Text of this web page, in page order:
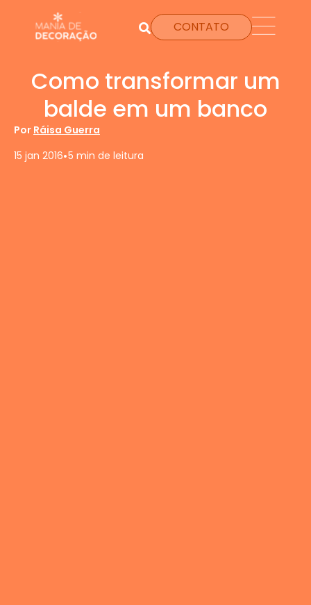
CONTATO
Como transformar um
balde em um banco
Por Ráisa Guerra
15 jan 2016•5 min de leitura